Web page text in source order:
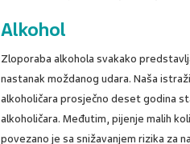
Alkohol
Zloporaba alkohola svakako
nastanak moždanog udara. Naša
alkoholičara prosječno deset godina
alkoholičara. Međutim, pijenje malih
povezano je sa snižavanjem rizika za